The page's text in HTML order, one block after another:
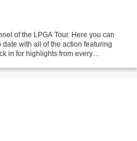
of the LPGA Tour. Here you can
with all of the action featuring
in for highlights from every